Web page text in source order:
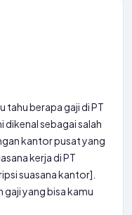
tahu berapa gaji di PT
dikenal sebagai salah
kantor pusat yang
kerja di PT
suasana kantor].
gaji yang bisa kamu